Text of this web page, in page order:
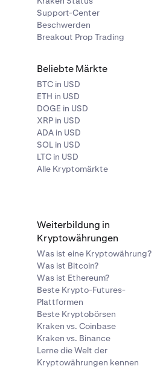
Support-Center
Beschwerden
Breakout Prop Trading
Beliebte Märkte
BTC in USD
ETH in USD
DOGE in USD
XRP in USD
ADA in USD
SOL in USD
LTC in USD
Alle Kryptomärkte
Weiterbildung in
Kryptowährungen
Was ist eine Kryptowährung?
Was ist Bitcoin?
Was ist Ethereum?
Beste Krypto-Futures-
Plattformen
Beste Kryptobörsen
Kraken vs. Coinbase
Kraken vs. Binance
Lerne die Welt der
Kryptowährungen kennen